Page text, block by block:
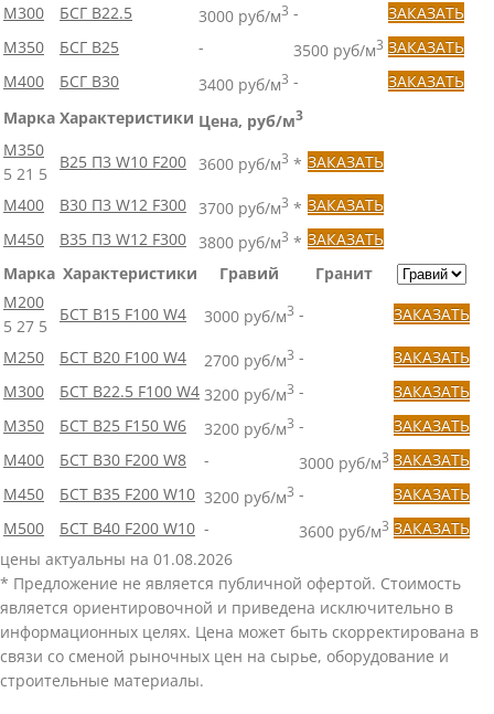
М300
БСГ В22.5 3000 руб/м3 -
ЗАКАЗАТЬ
М350
БСГ В25 - 3500 руб/м3 ЗАКАЗАТЬ
М400
БСГ В30 3400 руб/м3 -
ЗАКАЗАТЬ
Марка Характеристики Цена, руб/м3
М350
5 21 5
B25 П3 W10 F200 3600 руб/м3 * ЗАКАЗАТЬ
М400 B30 П3 W12 F300 3700 руб/м3 * ЗАКАЗАТЬ
М450
B35 П3 W12 F300 3800 руб/м3 * ЗАКАЗАТЬ
Марка Характеристики Гравий
Гранит
М200
5 27 5
БСТ B15 F100 W4 3000 руб/м3 - ЗАКАЗАТЬ
М250 БСТ B20 F100 W4 2700 руб/м3 -
ЗАКАЗАТЬ
М300
БСТ B22.5 F100 W4 3200 руб/м3 -
ЗАКАЗАТЬ
М350
БСТ B25 F150 W6 3200 руб/м3 -
ЗАКАЗАТЬ
М400
БСТ B30 F200 W8 - 3000 руб/м3 ЗАКАЗАТЬ
М450
БСТ B35 F200 W10 3200 руб/м3 -
ЗАКАЗАТЬ
М500
БСТ B40 F200 W10 - 3600 руб/м3 ЗАКАЗАТЬ
цены актуальны на 01.08.2026
* Предложение не является публичной офертой. Стоимость
является ориентировочной и приведена исключительно в
информационных целях. Цена может быть скорректирована в
связи со сменой рыночных цен на сырье, оборудование и
строительные материалы.